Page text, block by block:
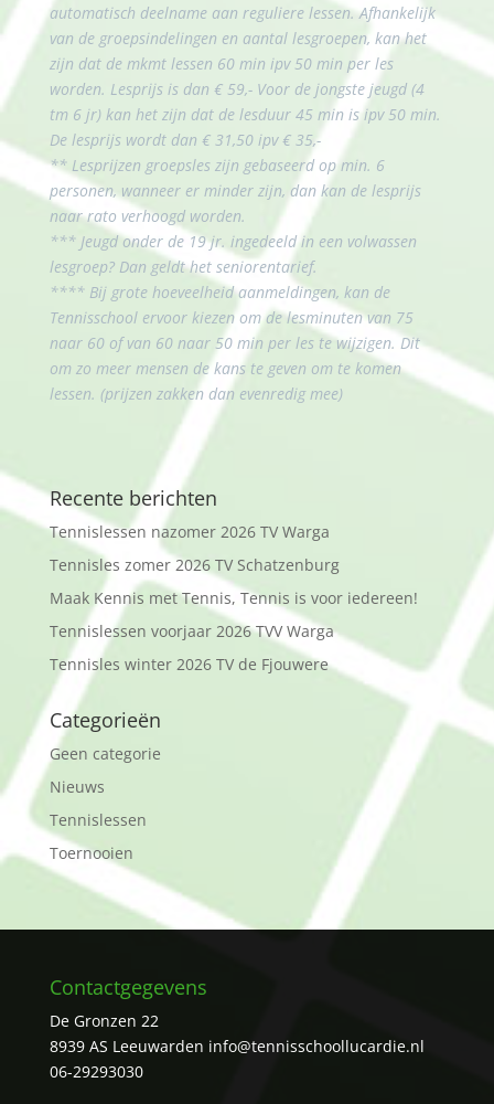
automatisch deelname aan reguliere lessen. Afhankelijk
van de groepsindelingen en aantal lesgroepen, kan het
zijn dat de mkmt lessen 60 min ipv 50 min per les
worden. Lesprijs is dan € 59,- Voor de jongste jeugd (4
tm 6 jr) kan het zijn dat de lesduur 45 min is ipv 50 min.
De lesprijs wordt dan € 31,50 ipv € 35,-
** Lesprijzen groepsles zijn gebaseerd op min. 6
personen, wanneer er minder zijn, dan kan de lesprijs
naar rato verhoogd worden.
*** Jeugd onder de 19 jr. ingedeeld in een volwassen
lesgroep? Dan geldt het seniorentarief.
**** Bij grote hoeveelheid aanmeldingen, kan de
Tennisschool ervoor kiezen om de lesminuten van 75
naar 60 of van 60 naar 50 min per les te wijzigen. Dit
om zo meer mensen de kans te geven om te komen
lessen. (prijzen zakken dan evenredig mee)
Recente berichten
Tennislessen nazomer 2026 TV Warga
Tennisles zomer 2026 TV Schatzenburg
Maak Kennis met Tennis, Tennis is voor iedereen!
Tennislessen voorjaar 2026 TVV Warga
Tennisles winter 2026 TV de Fjouwere
Categorieën
Geen categorie
Nieuws
Tennislessen
Toernooien
Contactgegevens
De Gronzen 22
8939 AS Leeuwarden info@tennisschoollucardie.nl
06-29293030